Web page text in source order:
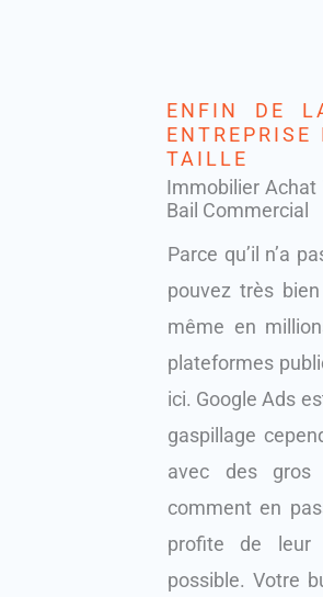
ENFIN DE
TAILLE
Immobilier
Bail Commercial
Parce qu’il n’a
pouvez très
même en
plateformes
ici. Google Ads
gaspillage
avec des gros
comment en
profite de leur
possible. Votre